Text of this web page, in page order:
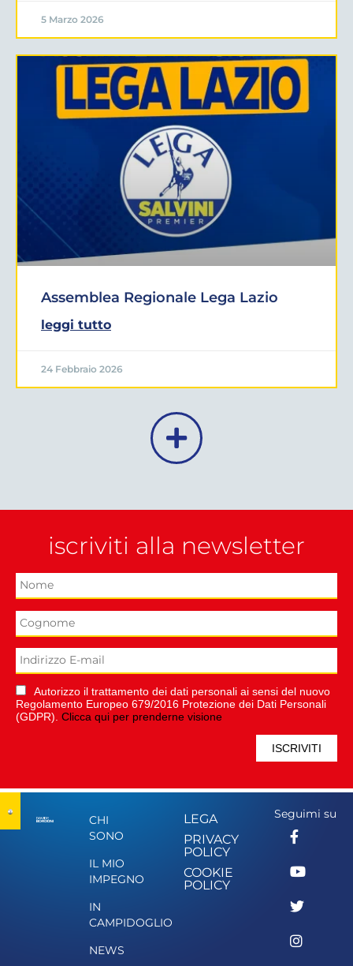
5 Marzo 2026
Assemblea Regionale Lega Lazio
leggi tutto
24 Febbraio 2026
iscriviti alla newsletter
Autorizzo il trattamento dei dati personali ai sensi del nuovo
Regolamento Europeo 679/2016 Protezione dei Dati Personali
(GDPR). Clicca qui per prenderne visione
CHI
SONO
IL MIO
IMPEGNO
IN
CAMPIDOGLIO
NEWS
LEGA
PRIVACY
POLICY
COOKIE
POLICY
Seguimi su